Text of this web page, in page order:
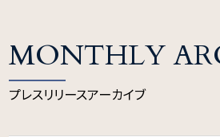
Banquet
MONTHLY
プレスリリースアーカイブ